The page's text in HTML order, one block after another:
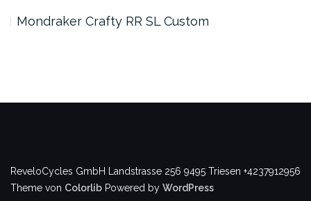
Mondraker Crafty RR SL Custom
ReveloCycles GmbH Landstrasse 256 9495 Triesen +4237912956
Theme von Colorlib Powered by WordPress